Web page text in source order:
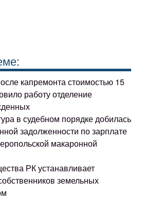
капремонта стоимостью 15
работу отделение
в судебном порядке добилась
задолженности по зарплате
макаронной
РК устанавливает
земельных